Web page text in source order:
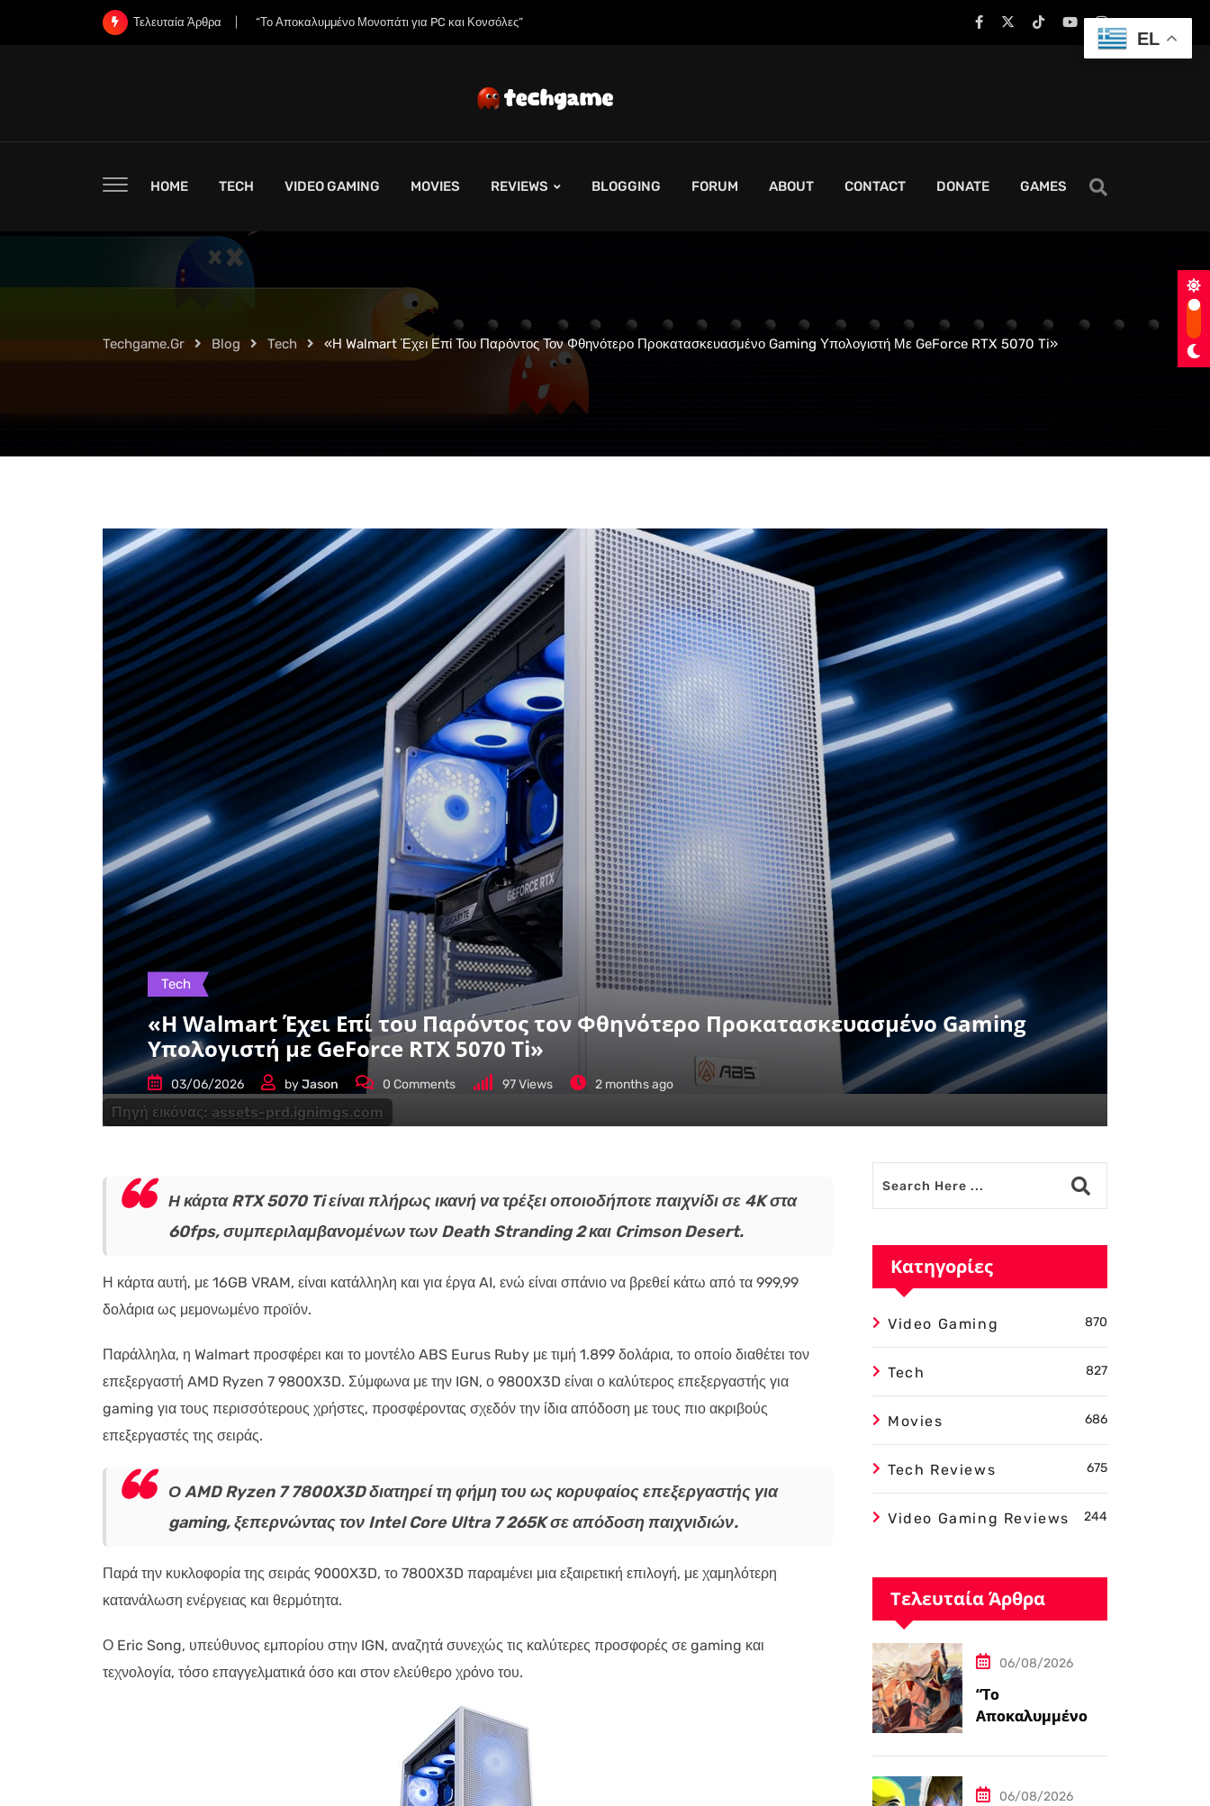
Τελευταία Άρθρα «Χάνει η Nintendo την Ψυχή της;»
HOME TECH VIDEO GAMING MOVIES REVIEWS BLOGGING FORUM ABOUT CONTACT DONATE GAMES
Techgame.gr Blog Tech «Η Walmart Έχει Επί Του Παρόντος Τον Φθηνότερο Προκατασκευασμένο Gaming Υπολογιστή Με GeForce RTX 5070 Ti»
Πηγή εικόνας: assets-prd.ignimgs.com
Tech
«Η Walmart Έχει Επί του Παρόντος τον Φθηνότερο Προκατασκευασμένο Gaming
Υπολογιστή με GeForce RTX 5070 Ti»
03/06/2026 byJason 0 Comments 97Views 2 months ago
Η κάρτα RTX 5070 Ti είναι πλήρως ικανή να τρέξει οποιοδήποτε παιχνίδι σε 4K στα
60fps, συμπεριλαμβανομένων των Death Stranding 2 και Crimson Desert.
Η κάρτα αυτή, με 16GB VRAM, είναι κατάλληλη και για έργα AI, ενώ είναι σπάνιο να βρεθεί κάτω από τα 999,99
δολάρια ως μεμονωμένο προϊόν.
Παράλληλα, η Walmart προσφέρει και το μοντέλο ABS Eurus Ruby με τιμή 1.899 δολάρια, το οποίο διαθέτει τον
επεξεργαστή AMD Ryzen 7 9800X3D. Σύμφωνα με την IGN, ο 9800X3D είναι ο καλύτερος επεξεργαστής για
gaming για τους περισσότερους χρήστες, προσφέροντας σχεδόν την ίδια απόδοση με τους πιο ακριβούς
επεξεργαστές της σειράς.
Ο AMD Ryzen 7 7800X3D διατηρεί τη φήμη του ως κορυφαίος επεξεργαστής για
gaming, ξεπερνώντας τον Intel Core Ultra 7 265K σε απόδοση παιχνιδιών.
Παρά την κυκλοφορία της σειράς 9000X3D, το 7800X3D παραμένει μια εξαιρετική επιλογή, με χαμηλότερη
κατανάλωση ενέργειας και θερμότητα.
Ο Eric Song, υπεύθυνος εμπορίου στην IGN, αναζητά συνεχώς τις καλύτερες προσφορές σε gaming και
τεχνολογία, τόσο επαγγελματικά όσο και στον ελεύθερο χρόνο του.
Κατηγορίες
Video Gaming 870
Tech 827
Movies 686
Tech Reviews 675
Video Gaming Reviews 244
Τελευταία Άρθρα
06/08/2026
“Το
Αποκαλυμμένο
και Κονσόλες”
06/08/2026
EL